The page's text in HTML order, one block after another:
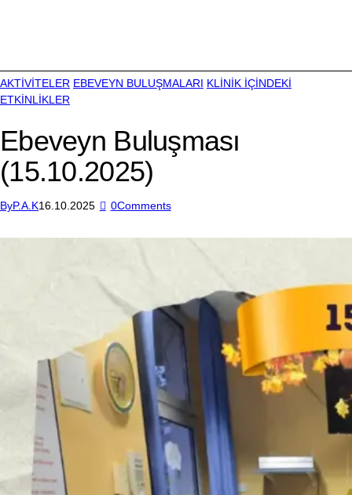
AKTİVİTELER EBEVEYN BULUŞMALARI KLİNİK İÇİNDEKİ
ETKİNLİKLER
Ebeveyn Buluşması
(15.10.2025)
ByP.A.K16.10.2025 0Comments